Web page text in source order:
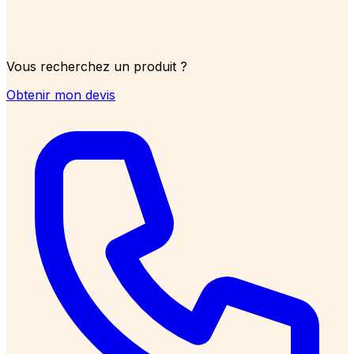
Vous recherchez un produit ?
Obtenir mon devis